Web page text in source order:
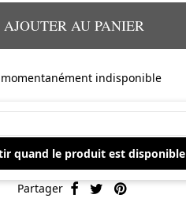
AJOUTER AU PANIER
momentanément indisponible
quand le produit est disponible
Partager